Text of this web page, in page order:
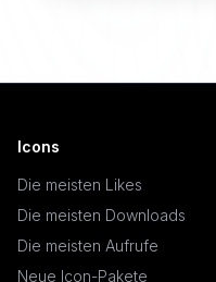
Icons
Die meisten Likes
Die meisten Downloads
Die meisten Aufrufe
Neue Icon-Pakete